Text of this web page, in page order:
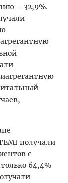
– 32,9%.
получали
с
64,4%